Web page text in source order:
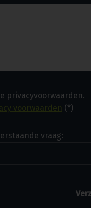
privacyvoorwaarden.
voorwaarden (*)
vraag: